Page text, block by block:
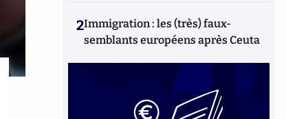
2Immigration : les (très) faux-
semblants européens après Ceuta